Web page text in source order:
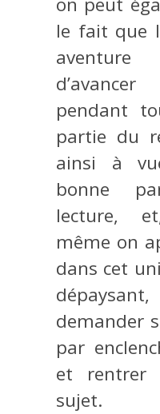
le fait que
pendant
partie du
ainsi à
bonne
lecture,
même on
dans cet
demander
par
et
sujet.